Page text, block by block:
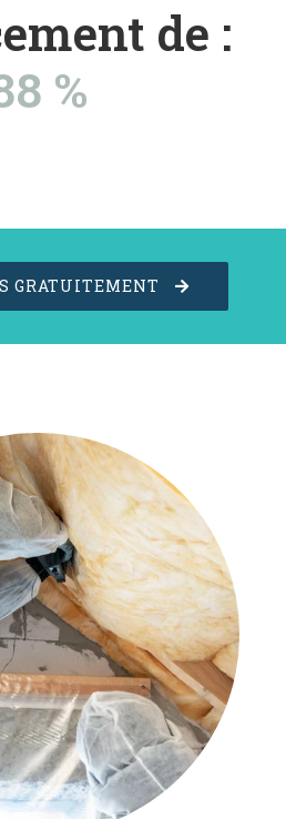
de :
%
GRATUITEMENT